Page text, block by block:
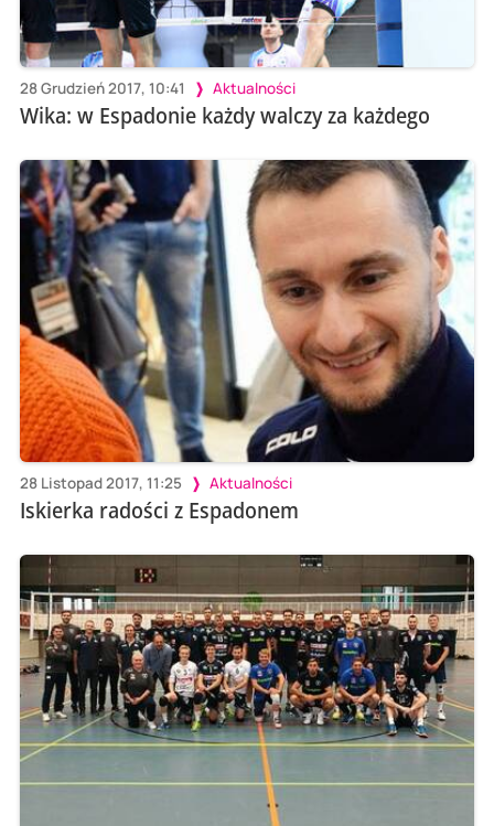
28 Grudzień 2017, 10:41 Aktualności
Wika: w Espadonie każdy walczy za każdego
28 Listopad 2017, 11:25 Aktualności
Iskierka radości z Espadonem